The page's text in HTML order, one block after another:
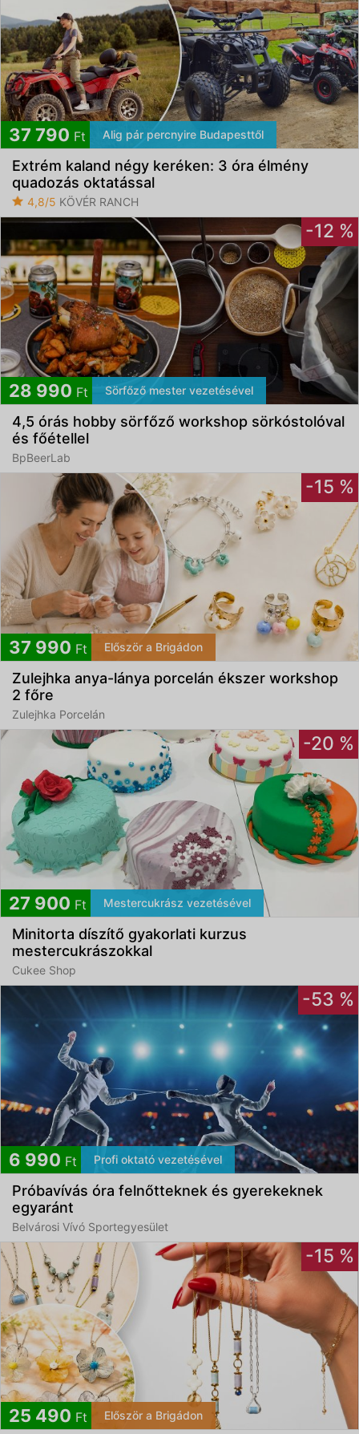
37 790 Ft Alig pár percnyire Budapesttől
Extrém kaland négy keréken: 3 óra élmény
quadozás oktatással
4,8/5 KÖVÉR RANCH
-12 %
28 990 Ft Sörfőző mester vezetésével
4,5 órás hobby sörfőző workshop sörkóstolóval
és főétellel
BpBeerLab
-15 %
37 990 Ft Először a Brigádon
Zulejhka anya-lánya porcelán ékszer workshop
2 főre
Zulejhka Porcelán
-20 %
27 900 Ft Mestercukrász vezetésével
Minitorta díszítő gyakorlati kurzus
mestercukrászokkal
Cukee Shop
-53 %
6 990 Ft Profi oktató vezetésével
Próbavívás óra felnőtteknek és gyerekeknek
egyaránt
Belvárosi Vívó Sportegyesület
-15 %
25 490 Ft Először a Brigádon